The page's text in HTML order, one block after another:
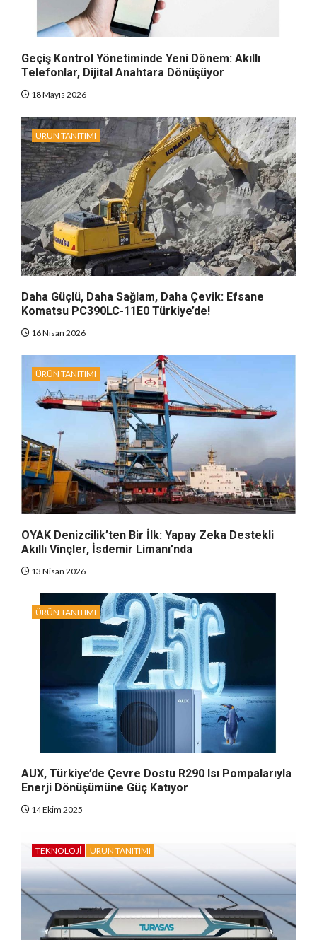
Geçiş Kontrol Yönetiminde Yeni Dönem: Akıllı
Telefonlar, Dijital Anahtara Dönüşüyor
18 Mayıs 2026
ÜRÜN TANITIMI
Daha Güçlü, Daha Sağlam, Daha Çevik: Efsane
Komatsu PC390LC-11E0 Türkiye’de!
16 Nisan 2026
ÜRÜN TANITIMI
OYAK Denizcilik’ten Bir İlk: Yapay Zeka Destekli
Akıllı Vinçler, İsdemir Limanı’nda
13 Nisan 2026
ÜRÜN TANITIMI
AUX, Türkiye’de Çevre Dostu R290 Isı Pompalarıyla
Enerji Dönüşümüne Güç Katıyor
14 Ekim 2025
TEKNOLOJI ÜRÜN TANITIMI